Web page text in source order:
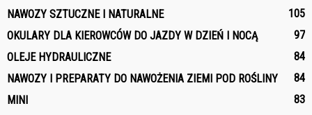
NAWOZY SZTUCZNE I NATURALNE
105
OKULARY DLA KIEROWCÓW DO JAZDY W DZIEŃ I NOCĄ
97
OLEJE HYDRAULICZNE
84
NAWOZY I PREPARATY DO NAWOŻENIA ZIEMI POD ROŚLINY
84
MINI
83